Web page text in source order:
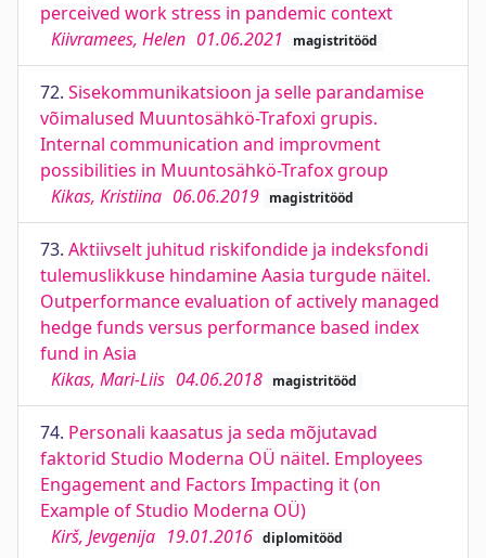
perceived work stress in pandemic context
Kiivramees, Helen 01.06.2021 magistritööd
72. Sisekommunikatsioon ja selle parandamise
võimalused Muuntosähkö-Trafoxi grupis.
Internal communication and improvment
possibilities in Muuntosähkö-Trafox group
Kikas, Kristiina 06.06.2019 magistritööd
73. Aktiivselt juhitud riskifondide ja indeksfondi
tulemuslikkuse hindamine Aasia turgude näitel.
Outperformance evaluation of actively managed
hedge funds versus performance based index
fund in Asia
Kikas, Mari-Liis 04.06.2018 magistritööd
74. Personali kaasatus ja seda mõjutavad
faktorid Studio Moderna OÜ näitel. Employees
Engagement and Factors Impacting it (on
Example of Studio Moderna OÜ)
Kirš, Jevgenija 19.01.2016 diplomitööd